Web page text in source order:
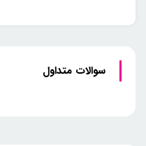
سوالات متداول